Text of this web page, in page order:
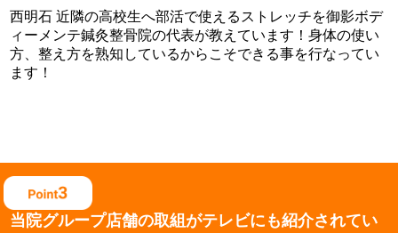
西明石 近隣の高校生へ部活で使えるストレッチを御影ボデ
ィーメンテ鍼灸整骨院の代表が教えています！身体の使い
方、整え方を熟知しているからこそできる事を行なってい
ます！
当院グループ店舗の取組がテレビにも紹介されてい